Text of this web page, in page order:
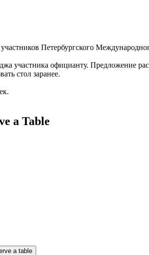
Петербургского
участника официанту. Предложение
стол заранее.
a Table
a table